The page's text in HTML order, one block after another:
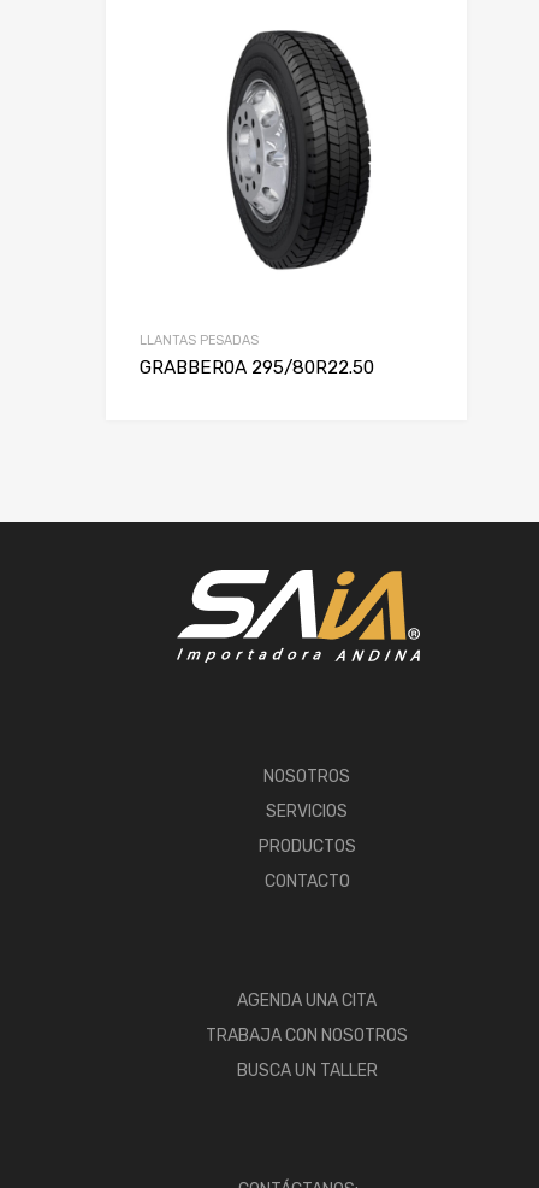
LLANTAS PESADAS
GRABBER0A 295/80R22.50
NOSOTROS
SERVICIOS
PRODUCTOS
CONTACTO
AGENDA UNA CITA
TRABAJA CON NOSOTROS
BUSCA UN TALLER